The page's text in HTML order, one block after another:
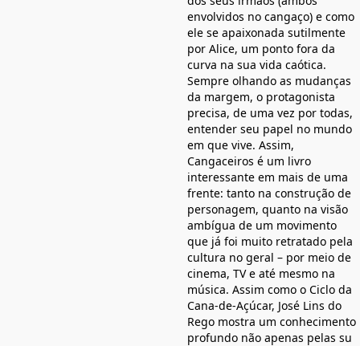
envolvidos no cangaço) e como
ele se apaixonada sutilmente
por Alice, um ponto fora da
curva na sua vida caótica.
Sempre olhando as mudanças
da margem, o protagonista
precisa, de uma vez por todas,
entender seu papel no mundo
em que vive. Assim,
Cangaceiros é um livro
interessante em mais de uma
frente: tanto na construção de
personagem, quanto na visão
ambígua de um movimento
que já foi muito retratado pela
cultura no geral – por meio de
cinema, TV e até mesmo na
música. Assim como o Ciclo da
Cana-de-Açúcar, José Lins do
Rego mostra um conhecimento
profundo não apenas pelas su